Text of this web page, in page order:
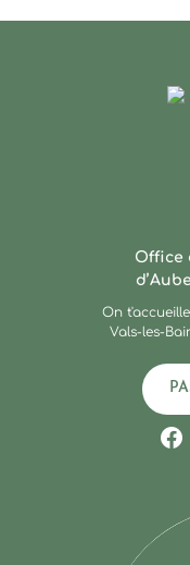
Office
On
Vals-les-